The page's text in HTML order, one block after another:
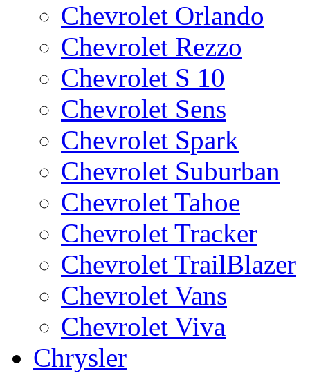
Chevrolet Orlando
Chevrolet Rezzo
Chevrolet S 10
Chevrolet Sens
Chevrolet Spark
Chevrolet Suburban
Chevrolet Tahoe
Chevrolet Tracker
Chevrolet TrailBlazer
Chevrolet Vans
Chevrolet Viva
Chrysler